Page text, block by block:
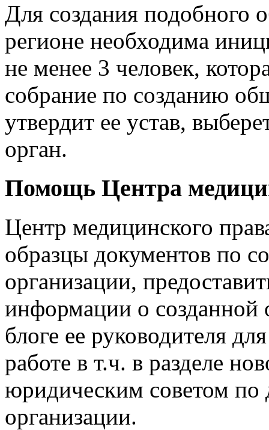
Для создания подобного
регионе необходима
не менее 3 человек,
собрание по созданию
утвердит ее устав,
орган.
Помощь Центра
Центр медицинского
образцы документов по
организации,
информации о созданной
блоге ее руководителя
работе в т.ч. в разделе
юридическим советом
организации.